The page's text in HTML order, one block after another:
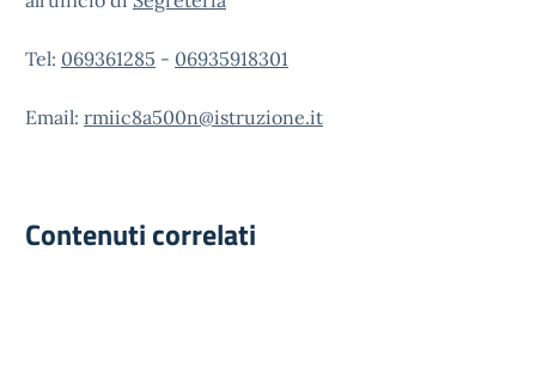
Tel: 069361285 - 06935918301
Email: rmiic8a500n@istruzione.it
Contenuti correlati